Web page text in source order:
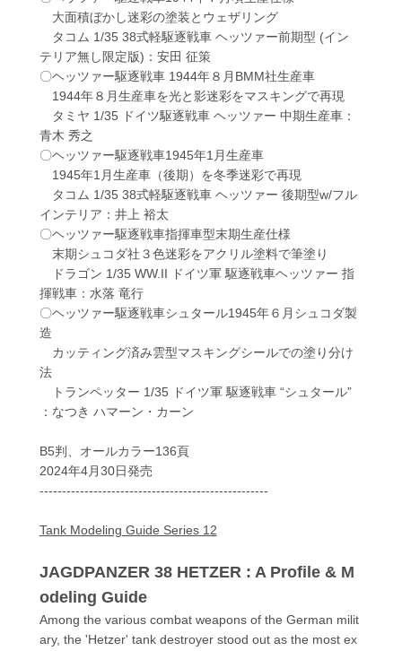
大面積ぼかし迷彩の塗装とウェザリング
タコム 1/35 38式軽駆逐戦車 ヘッツァー前期型 (イン
テリア無し限定版)：安田 征策
〇ヘッツァー駆逐戦車 1944年８月BMM社生産車
1944年８月生産車を光と影迷彩をマスキングで再現
タミヤ 1/35 ドイツ駆逐戦車 ヘッツァー 中期生産車：
青木 秀之
〇ヘッツァー駆逐戦車1945年1月生産車
1945年1月生産車（後期）を冬季迷彩で再現
タコム 1/35 38式軽駆逐戦車 ヘッツァー 後期型w/フル
インテリア：井上 裕太
〇ヘッツァー駆逐戦車指揮車型末期生産仕様
末期シュコダ社３色迷彩をアクリル塗料で筆塗り
ドラゴン 1/35 WW.II ドイツ軍 駆逐戦車ヘッツァー 指
揮戦車：水落 竜行
〇ヘッツァー駆逐戦車シュタール1945年６月シュコダ製
造
カッティング済み雲型マスキングシールでの塗り分け
法
トランペッター 1/35 ドイツ軍 駆逐戦車 “シュタール”
：なつき ハマーン・カーン
B5判、オールカラー136頁
2024年4月30日発売
---------------------------------------------------
Tank Modeling Guide Series 12
JAGDPANZER 38 HETZER : A Profile & M
odeling Guide
Among the various combat weapons of the German milit
ary, the 'Hetzer' tank destroyer stood out as the most ex